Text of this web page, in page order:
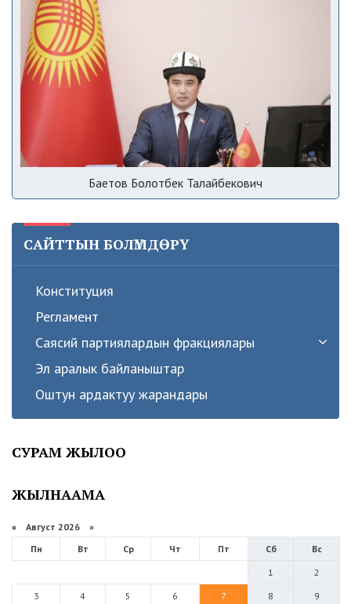
Баетов Болотбек Талайбекович
САЙТТЫН БОЛҮМДӨРҮ
Конституция
Регламент
Саясий партиялардын фракциялары
Эл аралык байланыштар
Оштун ардактуу жарандары
СУРАМ ЖЫЛОО
ЖЫЛНААМА
« Август 2026 »
Пн
Вт Ср Чт Пт Сб
Вс
1
2
3
4 5 6 7 8
9